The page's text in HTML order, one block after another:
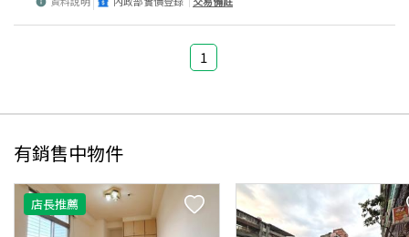
1
有銷售中物件
店長推薦